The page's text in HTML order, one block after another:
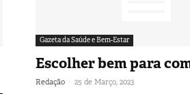
Gazeta da Saúde e Bem-Estar
Escolher bem para
Redação - 25 de Março, 2023